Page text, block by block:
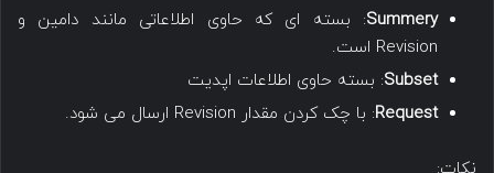
Summery: بسته ای که حاوی اطلاعاتی مانند دامین و
Revision است.
Subset: بسته حاوی اطلاعات اپدیت
Request: با چک کردن مقدار Revision ارسال می شود.